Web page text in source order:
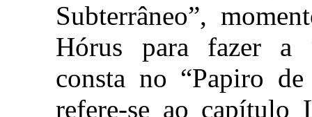
Subterrâneo”,
Hórus para fazer a
consta no “Papiro
refere-se ao